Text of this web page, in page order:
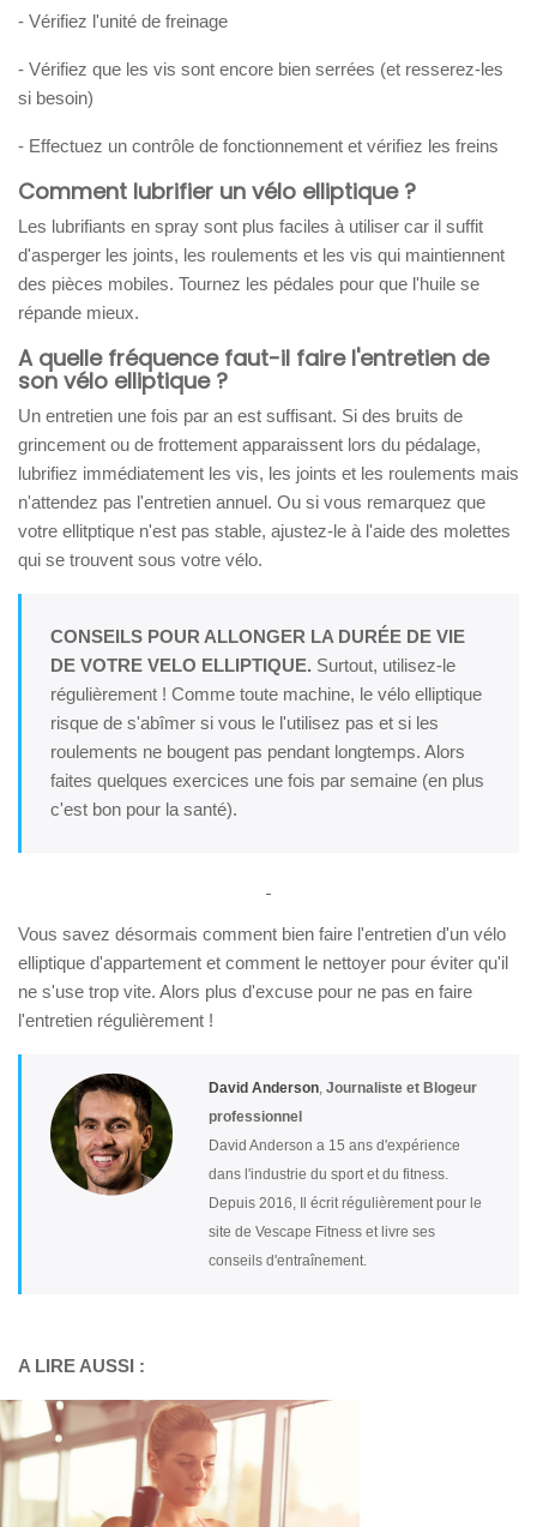
- Vérifiez l'unité de freinage
- Vérifiez que les vis sont encore bien serrées (et resserez-les
si besoin)
- Effectuez un contrôle de fonctionnement et vérifiez les freins
Comment lubrifier un vélo elliptique ?
Les lubrifiants en spray sont plus faciles à utiliser car il suffit
d'asperger les joints, les roulements et les vis qui maintiennent
des pièces mobiles. Tournez les pédales pour que l'huile se
répande mieux.
A quelle fréquence faut-il faire l'entretien de
son vélo elliptique ?
Un entretien une fois par an est suffisant. Si des bruits de
grincement ou de frottement apparaissent lors du pédalage,
lubrifiez immédiatement les vis, les joints et les roulements mais
n'attendez pas l'entretien annuel. Ou si vous remarquez que
votre ellitptique n'est pas stable, ajustez-le à l'aide des molettes
qui se trouvent sous votre vélo.
CONSEILS POUR ALLONGER LA DURÉE DE VIE
DE VOTRE VELO ELLIPTIQUE. Surtout, utilisez-le
régulièrement ! Comme toute machine, le vélo elliptique
risque de s'abîmer si vous le l'utilisez pas et si les
roulements ne bougent pas pendant longtemps. Alors
faites quelques exercices une fois par semaine (en plus
c'est bon pour la santé).
Vous savez désormais comment bien faire l'entretien d'un vélo
elliptique d'appartement et comment le nettoyer pour éviter qu'il
ne s'use trop vite. Alors plus d'excuse pour ne pas en faire
l'entretien régulièrement !
David Anderson,Journaliste et Blogeur
professionnel
David Anderson a 15 ans d'expérience
dans l'industrie du sport et du fitness.
Depuis 2016, Il écrit régulièrement pour le
site de Vescape Fitness et livre ses
conseils d'entraînement.
A LIRE AUSSI :